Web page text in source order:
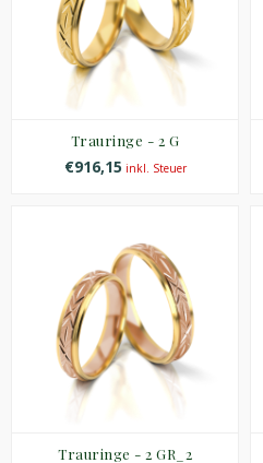
Trauringe - 2 G
€916,15 inkl. Steuer
Trauringe - 2 GR_2